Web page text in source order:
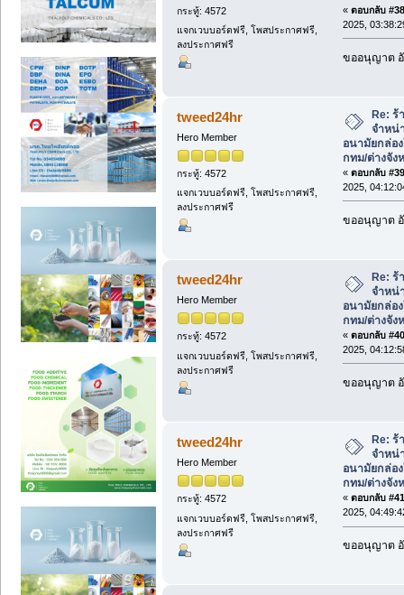
กระทู้: 4572
แจกเวบบอร์ดฟรี, โพสประกาศฟรี,
ลงประกาศฟรี
« ตอบกลับ
2025,
ขออนุญาต
tweed24hr
Hero Member
กระทู้: 4572
แจกเวบบอร์ดฟรี, โพสประกาศฟรี,
ลงประกาศฟรี
Re: ร้
จำหน่
อนามัยกล่อ
กทม/ต่างจัง
« ตอบกลับ
2025,
ขออนุญาต
tweed24hr
Hero Member
กระทู้: 4572
แจกเวบบอร์ดฟรี, โพสประกาศฟรี,
ลงประกาศฟรี
Re:
จำหน่
อนามัยกล่อ
กทม/ต่างจัง
« ตอบกลับ
2025,
ขออนุญาต
tweed24hr
Hero Member
กระทู้: 4572
แจกเวบบอร์ดฟรี, โพสประกาศฟรี,
ลงประกาศฟรี
Re:
จำหน่
อนามัยกล่อ
กทม/ต่างจัง
« ตอบกลับ
2025,
ขออนุญาต